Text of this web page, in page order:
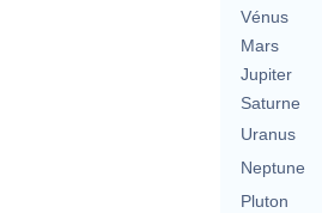
Vénus
Mars
Jupiter
Saturne
Uranus
Neptune
Pluton